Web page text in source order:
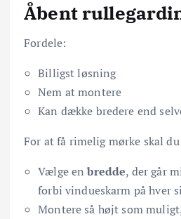
Åbent
Fordele:
Billigst løsning
Nem at montere
Kan dække bredere end
For at få rimelig mørke skal
Vælge enbredde, der går
forbi vindueskarm på hver
Montere så højt som